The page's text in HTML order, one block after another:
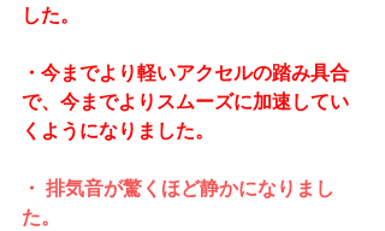
した。
・今までより軽いアクセルの踏み具合
で、今までよりスムーズに加速してい
くようになりました。
・ 排気音が驚くほど静かになりまし
た。